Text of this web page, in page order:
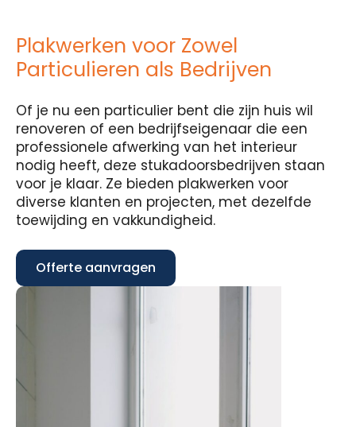
Plakwerken voor Zowel
Particulieren als Bedrijven
Of je nu een particulier bent die zijn huis wil
renoveren of een bedrijfseigenaar die een
professionele afwerking van het interieur
nodig heeft, deze stukadoorsbedrijven staan
voor je klaar. Ze bieden plakwerken voor
diverse klanten en projecten, met dezelfde
toewijding en vakkundigheid.
Offerte aanvragen